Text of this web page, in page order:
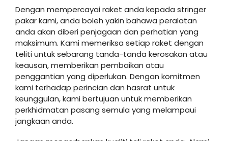
Dengan mempercayai raket anda kepada stringer
pakar kami, anda boleh yakin bahawa peralatan
anda akan diberi penjagaan dan perhatian yang
maksimum. Kami memeriksa setiap raket dengan
teliti untuk sebarang tanda-tanda kerosakan atau
keausan, memberikan pembaikan atau
penggantian yang diperlukan. Dengan komitmen
kami terhadap perincian dan hasrat untuk
keunggulan, kami bertujuan untuk memberikan
perkhidmatan pasang semula yang melampaui
jangkaan anda.